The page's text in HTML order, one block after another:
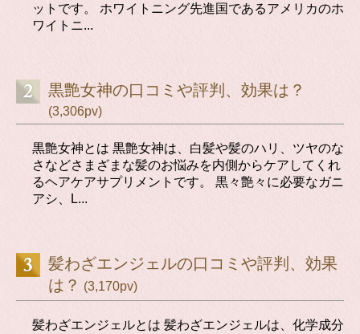
ットです。 ホワイトニング先進国であるアメリカのホ
ワイトニ...
黒艶女神の口コミや評判、効果は？
(3,306pv)
黒艶女神とは 黒艶女神は、白髪や髪のハリ、ツヤのな
さなどさまざまな髪のお悩みを内側からケアしてくれ
るヘアケアサプリメントです。 黒々艶々に必要なガニ
アシ、L...
髪わざエンジェルの口コミや評判、効果
は？ (3,170pv)
髪わざエンジェルとは 髪わざエンジェルは、化学成分